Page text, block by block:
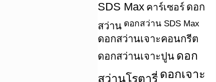
SDS Max คาร์เซอร์ ดอก
สว่าน ดอกสว่าน SDS Max
ดอกสว่านเจาะคอนกรีต
ดอกสว่านเจาะปูน ดอก
สว่านโรตารี่ ดอกเจาะ